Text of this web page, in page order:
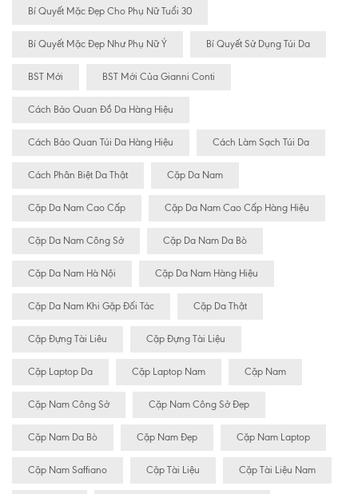
Bí Quyết Mặc Đẹp Cho Phụ Nữ Tuổi 30
Bí Quyết Mặc Đẹp Như Phụ Nữ Ý Bí Quyết Sử Dụng Túi Da
BST Mới BST Mới Của Gianni Conti
Cách Bảo Quan Đồ Da Hàng Hiệu
Cách Bảo Quan Túi Da Hàng Hiệu Cách Làm Sạch Túi Da
Cách Phân Biệt Da Thật Cặp Da Nam
Cặp Da Nam Cao Cấp Cặp Da Nam Cao Cấp Hàng Hiệu
Cặp Da Nam Công Sở Cặp Da Nam Da Bò
Cặp Da Nam Hà Nội Cặp Da Nam Hàng Hiệu
Cặp Da Nam Khi Gặp Đối Tác Cặp Da Thật
Cặp Đựng Tài Liêu Cặp Đựng Tài Liệu
Cặp Laptop Da Cặp Laptop Nam Cặp Nam
Cặp Nam Công Sở Cặp Nam Công Sở Đẹp
Cặp Nam Da Bò Cặp Nam Đẹp Cặp Nam Laptop
Cặp Nam Saffiano Cặp Tài Liệu Cặp Tài Liệu Nam